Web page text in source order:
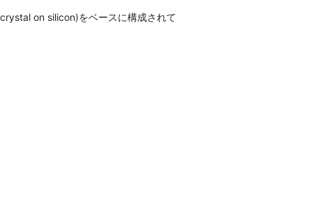
on silicon)をベースに構成されて